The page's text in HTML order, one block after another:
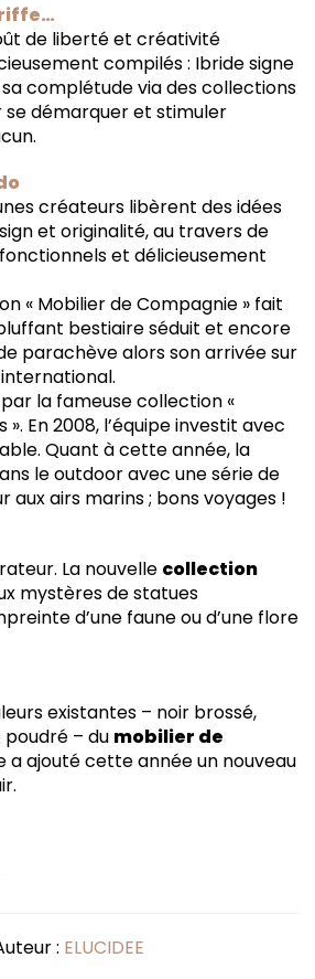
de liberté et créativité
compilés : Ibride signe
complétude via des collections
se démarquer et stimuler
créateurs libèrent des idées
et originalité, au travers de
et délicieusement
« Mobilier de Compagnie » fait
bestiaire séduit et encore
parachève alors son arrivée sur
la fameuse collection «
En 2008, l’équipe investit avec
Quant à cette année, la
le outdoor avec une série de
aux airs marins ; bons voyages !
La nouvelle collection
mystères de statues
d’une faune ou d’une flore
existantes – noir brossé,
– du mobilier de
a ajouté cette année un nouveau
: ELUCIDEE